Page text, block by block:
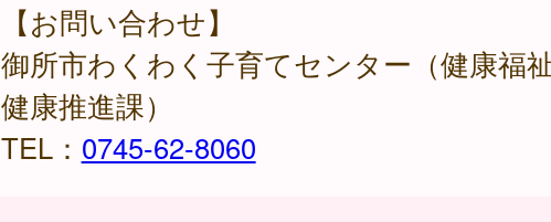
【お問い合わせ】
御所市わくわく子育てセンター（健康福
健康推進課）
TEL： 0745-62-8060